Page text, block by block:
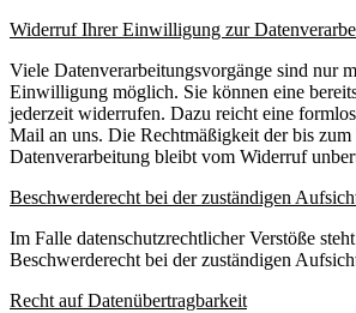
Widerruf Ihrer Einwilligung zur
Viele Datenverarbeitungsvorgänge sind nur
Einwilligung möglich. Sie können eine
jederzeit widerrufen. Dazu reicht eine
Mail an uns. Die Rechtmäßigkeit der bis
Datenverarbeitung bleibt vom Widerruf
Beschwerderecht bei der zuständigen
Im Falle datenschutzrechtlicher Verstöße
Beschwerderecht bei der zuständigen
Recht auf Datenübertragbarkeit